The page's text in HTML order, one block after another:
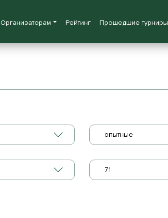
Организаторам Рейтинг Прошедшие турниры
опытные
71